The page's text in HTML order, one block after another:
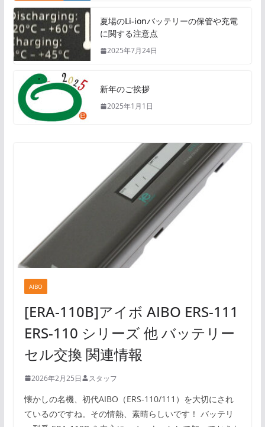
夏場のLi-ionバッテリーの保管や充電
に関する注意点
2025年7月24日
新年のご挨拶
2025年1月1日
AIBO
[ERA-110B]アイボ AIBO ERS-111
ERS-110 シリーズ 他 バッテリー
セル交換 関連情報
2026年2月25日 スタッフ
懐かしの名機、初代AIBO（ERS-110/111）を大切にされ
ているのですね。その情熱、素晴らしいです！ バッテリ